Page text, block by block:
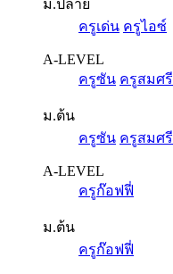
ม.ปลาย
ครูเด่น ครูไอซ์
A-LEVEL
ครูซัน ครูสมศรี
ม.ต้น
ครูซัน ครูสมศรี
A-LEVEL
ครูก๊อฟฟี่
ม.ต้น
ครูก๊อฟฟี่